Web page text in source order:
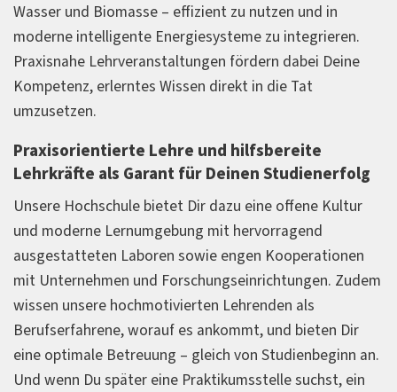
Wasser und Biomasse – effizient zu nutzen und in
moderne intelligente Energiesysteme zu integrieren.
Praxisnahe Lehrveranstaltungen fördern dabei Deine
Kompetenz, erlerntes Wissen direkt in die Tat
umzusetzen.
Praxisorientierte Lehre und hilfsbereite
Lehrkräfte als Garant für Deinen Studienerfolg
Unsere Hochschule bietet Dir dazu eine offene Kultur
und moderne Lernumgebung mit hervorragend
ausgestatteten Laboren sowie engen Kooperationen
mit Unternehmen und Forschungseinrichtungen. Zudem
wissen unsere hochmotivierten Lehrenden als
Berufserfahrene, worauf es ankommt, und bieten Dir
eine optimale Betreuung – gleich von Studienbeginn an.
Und wenn Du später eine Praktikumsstelle suchst, ein